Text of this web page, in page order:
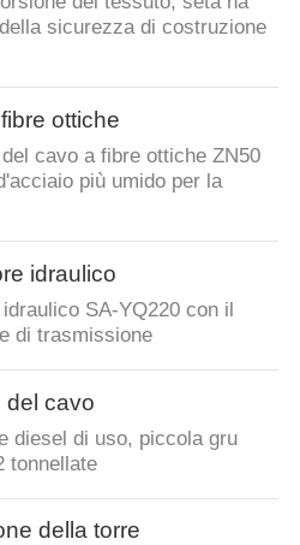
sicurezza di costruzione
ottiche
cavo a fibre ottiche ZN50
più umido per la
idraulico
SA-YQ220 con il
di trasmissione
del cavo
diesel di uso, piccola gru
tonnellate
della torre